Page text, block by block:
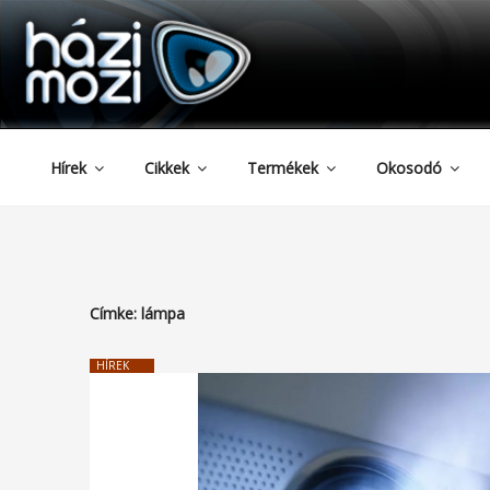
Tartalomhoz
HAZIMOZI
Hírek Cikkek Termékek Okosodó
Címke: lámpa
HÍREK